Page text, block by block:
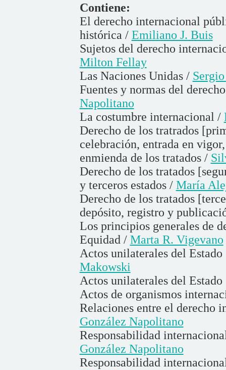
Contiene:
El derecho internacional
histórica / Emiliano J. Buis
Sujetos del derecho
Milton Fellay
Las Naciones Unidas /
Fuentes y normas del
Napolitano
La costumbre internacional /
Derecho de los tratrados
celebración, entrada en
enmienda de los tratados /
Derecho de los tratados
y terceros estados / María
Derecho de los tratados
depósito, registro y
Los principios generales de
Equidad / Marta R. Vigevano
Actos unilaterales del
Makowski
Actos unilaterales del
Actos de organismos
Relaciones entre el derecho
González Napolitano
Responsabilidad
González Napolitano
Responsabilidad